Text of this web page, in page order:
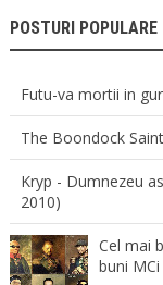
POSTURI POPULARE
Futu-va mortii in
The Boondock
Kryp - Dumnezeu
2010)
Cel mai
buni MCi